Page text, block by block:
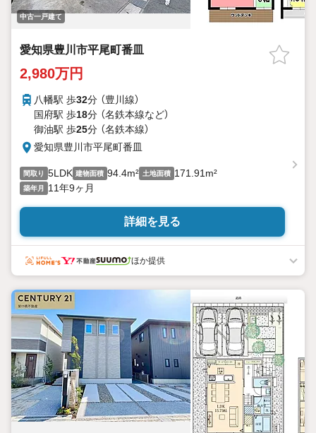
中古一戸建て
愛知県豊川市平尾町番皿
2,980万円
八幡駅 歩32分 （豊川線）
国府駅 歩18分 （名鉄本線など）
御油駅 歩25分 （名鉄本線）
愛知県豊川市平尾町番皿
間取り 5LDK 建物面積 94.4m² 土地面積 171.91m²
築年月 11年9ヶ月
詳細を見る
ほか提供